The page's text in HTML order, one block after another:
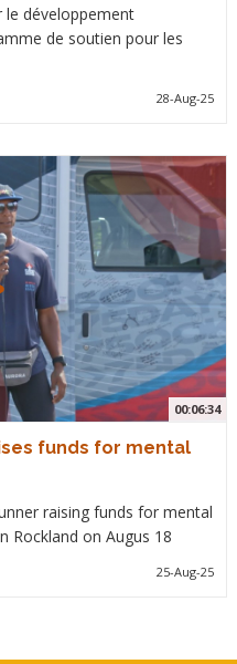
le développement
de soutien pour les
28-Aug-25
00:06:34
funds for mental
raising funds for mental
Rockland on Augus 18
25-Aug-25